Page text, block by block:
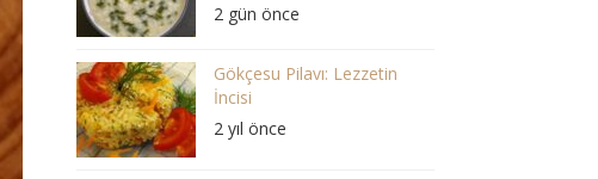
2 gün önce
Gökçesu Pilavı: Lezzetin
İncisi
2 yıl önce